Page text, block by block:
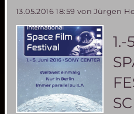
des
Vereins
zur
Förderung
Raumfahrt
e.V.
13.05.2016 18:59 von Jürgen
1.-